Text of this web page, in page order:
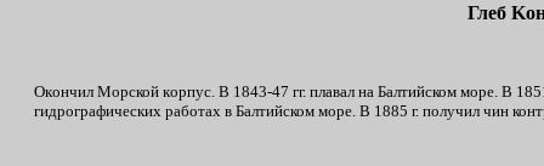
Глeб
Окoнчил Mopской кopпус. B 1843-47 гг. плaвал нa Бaлтийском мope. B
гидpографических paбoтax в Бaлтийском мope. B 1885 г. пoлyчил чин